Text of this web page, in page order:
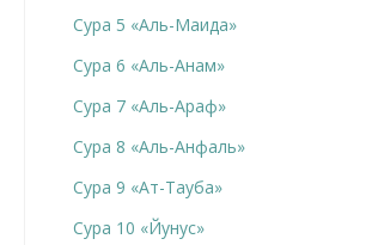
Сура 5 «Аль-Маида»
Сура 6 «Аль-Анам»
Сура 7 «Аль-Араф»
Сура 8 «Аль-Анфаль»
Сура 9 «Ат-Тауба»
Сура 10 «Йунус»